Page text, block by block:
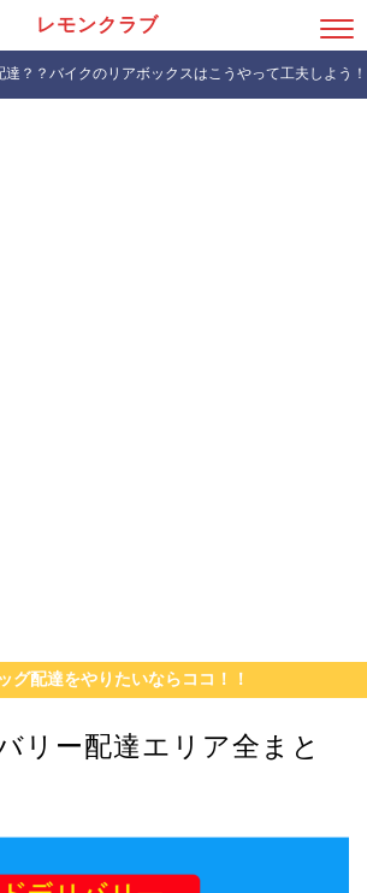
レモンクラブ
達？？バイクのリアボックスはこうやって工夫しよう
グ配達をやりたいならココ！！
リー配達エリア全まと